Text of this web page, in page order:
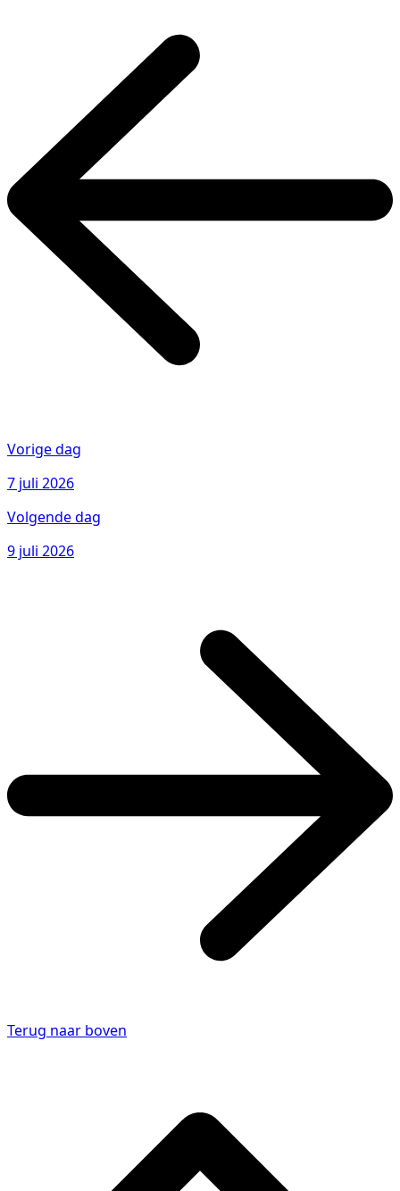
Vorige dag
7 juli 2026
Volgende dag
9 juli 2026
Terug naar boven